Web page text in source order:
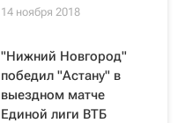
14 ноября 2018
"Нижний Новгород"
победил "Астану" в
выездном матче
Единой лиги ВТБ